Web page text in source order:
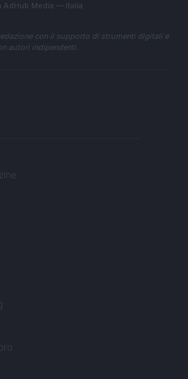
AdHub Media — Italia
con il supporto di strumenti digitali e
autori indipendenti.